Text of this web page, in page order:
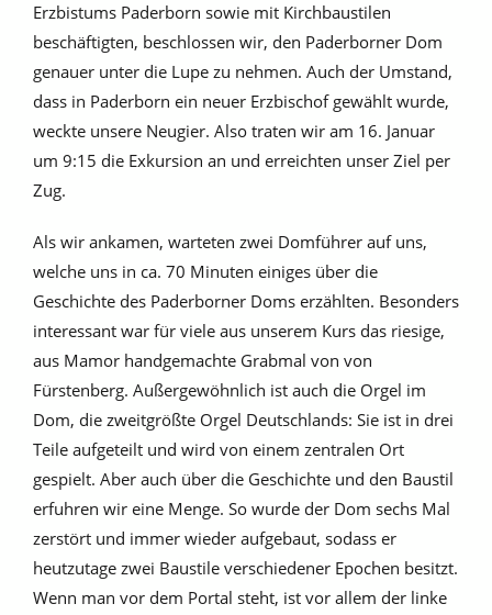
Erzbistums Paderborn sowie mit Kirchbaustilen
beschäftigten, beschlossen wir, den Paderborner Dom
genauer unter die Lupe zu nehmen. Auch der Umstand,
dass in Paderborn ein neuer Erzbischof gewählt wurde,
weckte unsere Neugier. Also traten wir am 16. Januar
um 9:15 die Exkursion an und erreichten unser Ziel per
Zug.
Als wir ankamen, warteten zwei Domführer auf uns,
welche uns in ca. 70 Minuten einiges über die
Geschichte des Paderborner Doms erzählten. Besonders
interessant war für viele aus unserem Kurs das riesige,
aus Mamor handgemachte Grabmal von von
Fürstenberg. Außergewöhnlich ist auch die Orgel im
Dom, die zweitgrößte Orgel Deutschlands: Sie ist in drei
Teile aufgeteilt und wird von einem zentralen Ort
gespielt. Aber auch über die Geschichte und den Baustil
erfuhren wir eine Menge. So wurde der Dom sechs Mal
zerstört und immer wieder aufgebaut, sodass er
heutzutage zwei Baustile verschiedener Epochen besitzt.
Wenn man vor dem Portal steht, ist vor allem der linke